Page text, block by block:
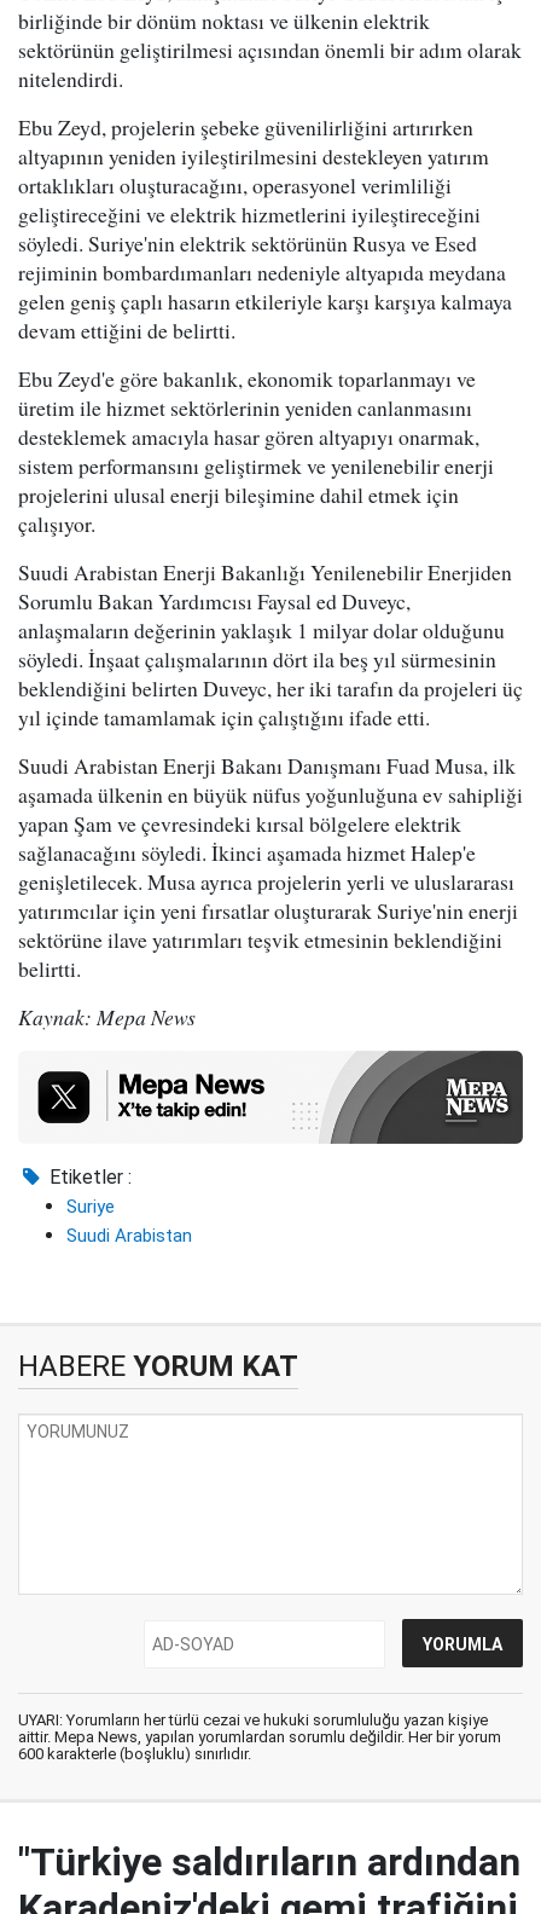
birliğinde bir dönüm noktası ve ülkenin elektrik
sektörünün geliştirilmesi açısından önemli bir adım olarak
nitelendirdi.
Ebu Zeyd, projelerin şebeke güvenilirliğini artırırken
altyapının yeniden iyileştirilmesini destekleyen yatırım
ortaklıkları oluşturacağını, operasyonel verimliliği
geliştireceğini ve elektrik hizmetlerini iyileştireceğini
söyledi. Suriye'nin elektrik sektörünün Rusya ve Esed
rejiminin bombardımanları nedeniyle altyapıda meydana
gelen geniş çaplı hasarın etkileriyle karşı karşıya kalmaya
devam ettiğini de belirtti.
Ebu Zeyd'e göre bakanlık, ekonomik toparlanmayı ve
üretim ile hizmet sektörlerinin yeniden canlanmasını
desteklemek amacıyla hasar gören altyapıyı onarmak,
sistem performansını geliştirmek ve yenilenebilir enerji
projelerini ulusal enerji bileşimine dahil etmek için
çalışıyor.
Suudi Arabistan Enerji Bakanlığı Yenilenebilir Enerjiden
Sorumlu Bakan Yardımcısı Faysal ed Duveyc,
anlaşmaların değerinin yaklaşık 1 milyar dolar olduğunu
söyledi. İnşaat çalışmalarının dört ila beş yıl sürmesinin
beklendiğini belirten Duveyc, her iki tarafın da projeleri üç
yıl içinde tamamlamak için çalıştığını ifade etti.
Suudi Arabistan Enerji Bakanı Danışmanı Fuad Musa, ilk
aşamada ülkenin en büyük nüfus yoğunluğuna ev sahipliği
yapan Şam ve çevresindeki kırsal bölgelere elektrik
sağlanacağını söyledi. İkinci aşamada hizmet Halep'e
genişletilecek. Musa ayrıca projelerin yerli ve uluslararası
yatırımcılar için yeni fırsatlar oluşturarak Suriye'nin enerji
sektörüne ilave yatırımları teşvik etmesinin beklendiğini
belirtti.
Kaynak: Mepa News
Etiketler :
Suriye
Suudi Arabistan
HABERE YORUM KAT
UYARI: Yorumların her türlü cezai ve hukuki sorumluluğu yazan kişiye
aittir. Mepa News, yapılan yorumlardan sorumlu değildir. Her bir yorum
600 karakterle (boşluklu) sınırlıdır.
"Türkiye saldırıların ardından